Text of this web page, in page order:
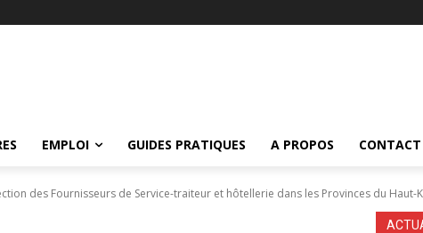
EMPLOI GUIDES PRATIQUES A PROPOS CONTACT
des Fournisseurs de Service-traiteur et hôtellerie dans les Provinces du Haut-